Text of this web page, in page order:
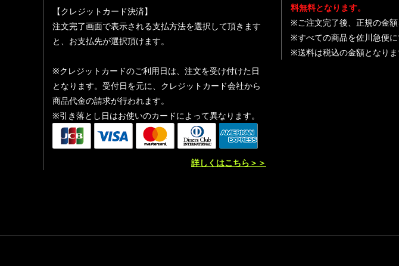
【クレジットカード決済】
注文完了画面で表示される支払方法を選択して頂きます
と、お支払先が選択頂けます。
※クレジットカードのご利用日は、注文を受け付けた日
となります。受付日を元に、クレジットカード会社から
商品代金の請求が行われます。
※引き落とし日はお使いのカードによって異なります。
詳しくはこちら＞＞
料無料となります。
※ご注文完了後、正規の金額
※すべての商品を佐川急便に
※送料は税込の金額となりま